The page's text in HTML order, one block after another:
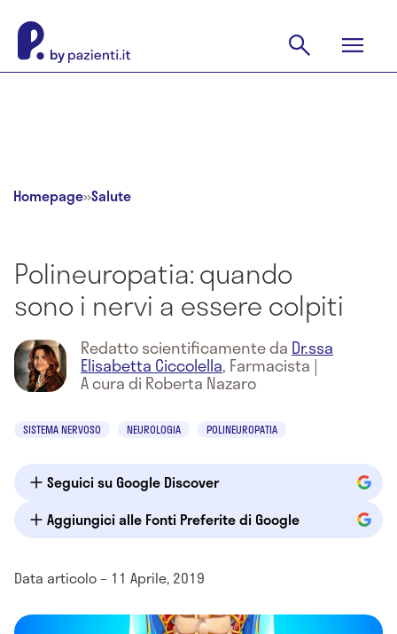
Homepage»Salute
Polineuropatia: quando
sono i nervi a essere colpiti
Redatto scientificamente da Dr.ssa
Elisabetta Ciccolella, Farmacista |
A cura di Roberta Nazaro
SISTEMA NERVOSO NEUROLOGIA POLINEUROPATIA
Seguici su Google Discover
Aggiungici alle Fonti Preferite di Google
Data articolo – 11 Aprile, 2019